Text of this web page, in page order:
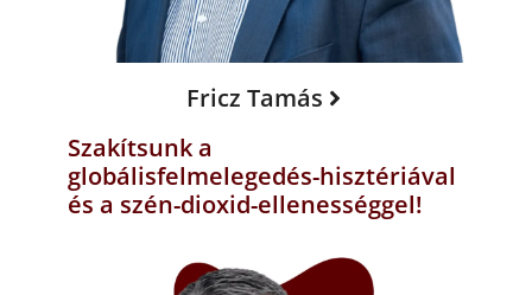
Fricz Tamás
Szakítsunk a
globálisfelmelegedés-hisztériával
és a szén-dioxid-ellenességgel!